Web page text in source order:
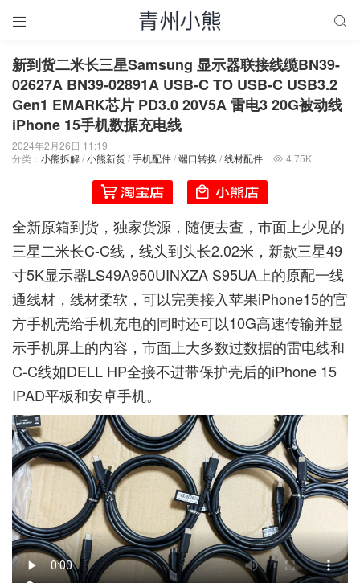
 
新到货二米长三星Samsung 显示器联接线缆BN39-
02627A BN39-02891A USB-C TO USB-C USB3.2
Gen1 EMARK芯片 PD3.0 20V5A 雷电3 20G被动线
iPhone 15手机数据充电线
2024年2月26日 11:19
分类： 小熊拆解/小熊新货/手机配件/端口转换 /线材配件  4.75K
全新原箱到货，独家货源，随便去查，市面上少见的
三星二米长C-C线，线头到头长2.02米，新款三星49
寸5K显示器LS49A950UINXZA S95UA上的原配一线
通线材，线材柔软，可以完美接入苹果iPhone15的官
方手机壳给手机充电的同时还可以10G高速传输并显
示手机屏上的内容，市面上大多数过数据的雷电线和
C-C线如DELL HP全接不进带保护壳后的iPhone 15
IPAD平板和安卓手机。